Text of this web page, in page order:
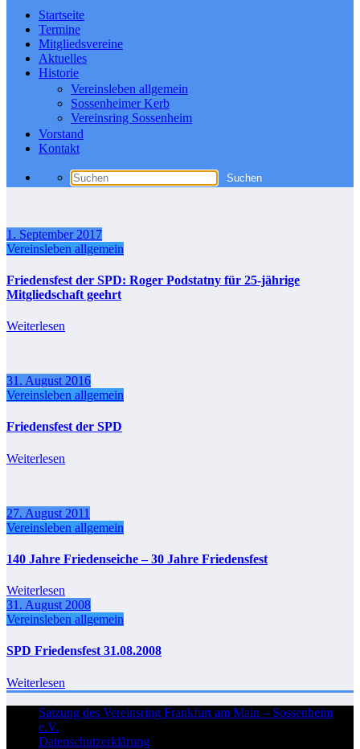
Startseite
Termine
Mitgliedsvereine
Aktuelles
Historie
Vereinsleben allgemein
Sossenheimer Kerb
Vereinsring Sossenheim
Vorstand
Kontakt
1. September 2017
Vereinsleben allgemein
Friedensfest der SPD: Roger Podstatny für 25-jährige
Mitgliedschaft geehrt
Weiterlesen
31. August 2016
Vereinsleben allgemein
Friedensfest der SPD
Weiterlesen
27. August 2011
Vereinsleben allgemein
140 Jahre Friedenseiche – 30 Jahre Friedensfest
Weiterlesen
31. August 2008
Vereinsleben allgemein
SPD Friedensfest 31.08.2008
Weiterlesen
Satzung des Vereinsring Frankfurt am Main – Sossenheim
e.V.
Datenschutzerklärung